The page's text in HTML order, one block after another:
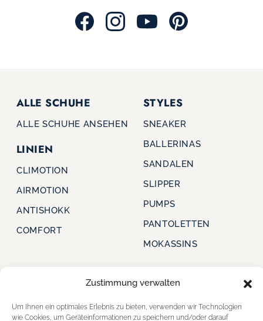
Zustimmung verwalten
Um Ihnen ein optimales Erlebnis zu bieten, verwenden wir Technologien
wie Cookies, um Geräteinformationen zu speichern und/oder darauf
ALLE SCHUHE
ALLE SCHUHE ANSEHEN
LINIEN
CLIMOTION
AIRMOTION
ANTISHOKK
COMFORT
STYLES
SNEAKER
BALLERINAS
SANDALEN
SLIPPER
PUMPS
PANTOLETTEN
MOKASSINS
STARTSEITE
FÜR HÄNDLER
FÜR HÄNDLER